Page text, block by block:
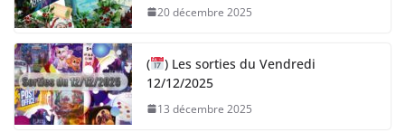
20 décembre 2025
(
) Les sorties du Vendredi
12/12/2025
13 décembre 2025